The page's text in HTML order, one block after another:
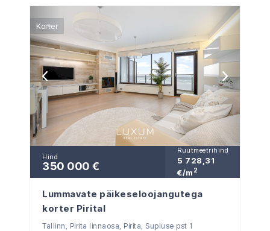
Korter
Hind
350 000 €
Ruutmeetrihind
5 728,31
€/m 2
Lummavate päikeseloojangutega
korter Pirital
Tallinn, Pirita linnaosa, Pirita, Supluse pst 1